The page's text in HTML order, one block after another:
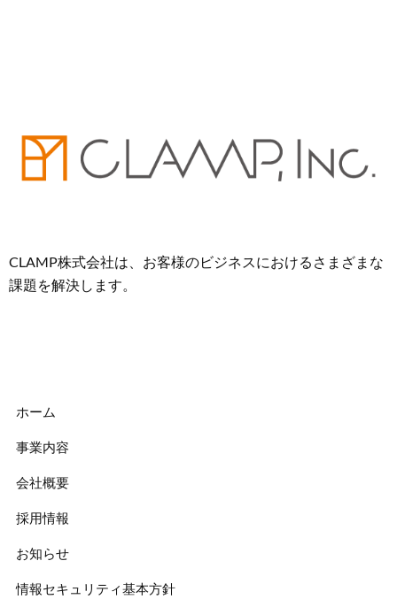
CLAMP株式会社は、お客様のビジネスにおけるさまざまな
課題を解決します。
ホーム
事業内容
会社概要
採用情報
お知らせ
情報セキュリティ基本方針